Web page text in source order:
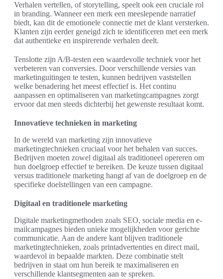
Verhalen vertellen, of storytelling, speelt ook een cruciale rol
in branding. Wanneer een merk een meeslepende narratief
biedt, kan dit de emotionele connectie met de klant versterken.
Klanten zijn eerder geneigd zich te identificeren met een merk
dat authentieke en inspirerende verhalen deelt.
Tenslotte zijn A/B-testen een waardevolle techniek voor het
verbeteren van conversies. Door verschillende versies van
marketinguitingen te testen, kunnen bedrijven vaststellen
welke benadering het meest effectief is. Het continu
aanpassen en optimaliseren van marketingcampagnes zorgt
ervoor dat men steeds dichterbij het gewenste resultaat komt.
Innovatieve technieken in marketing
In de wereld van marketing zijn innovatieve
marketingtechnieken cruciaal voor het behalen van succes.
Bedrijven moeten zowel digitaal als traditioneel opereren om
hun doelgroep effectief te bereiken. De keuze tussen digitaal
versus traditionele marketing hangt af van de doelgroep en de
specifieke doelstellingen van een campagne.
Digitaal en traditionele marketing
Digitale marketingmethoden zoals SEO, sociale media en e-
mailcampagnes bieden unieke mogelijkheden voor gerichte
communicatie. Aan de andere kant blijven traditionele
marketingtechnieken, zoals printadvertenties en direct mail,
waardevol in bepaalde markten. Deze combinatie stelt
bedrijven in staat om hun bereik te maximaliseren en
verschillende klantsegmenten aan te spreken.